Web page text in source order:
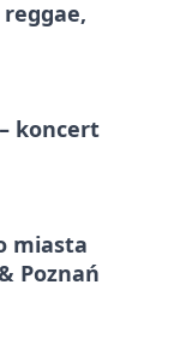
reggae,
koncert
miasta
Poznań